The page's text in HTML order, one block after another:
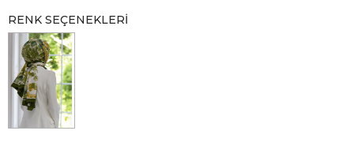
RENK SEÇENEKLERI